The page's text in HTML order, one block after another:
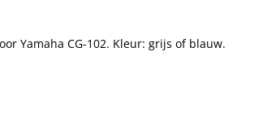
Yamaha CG-102. Kleur: grijs of blauw.